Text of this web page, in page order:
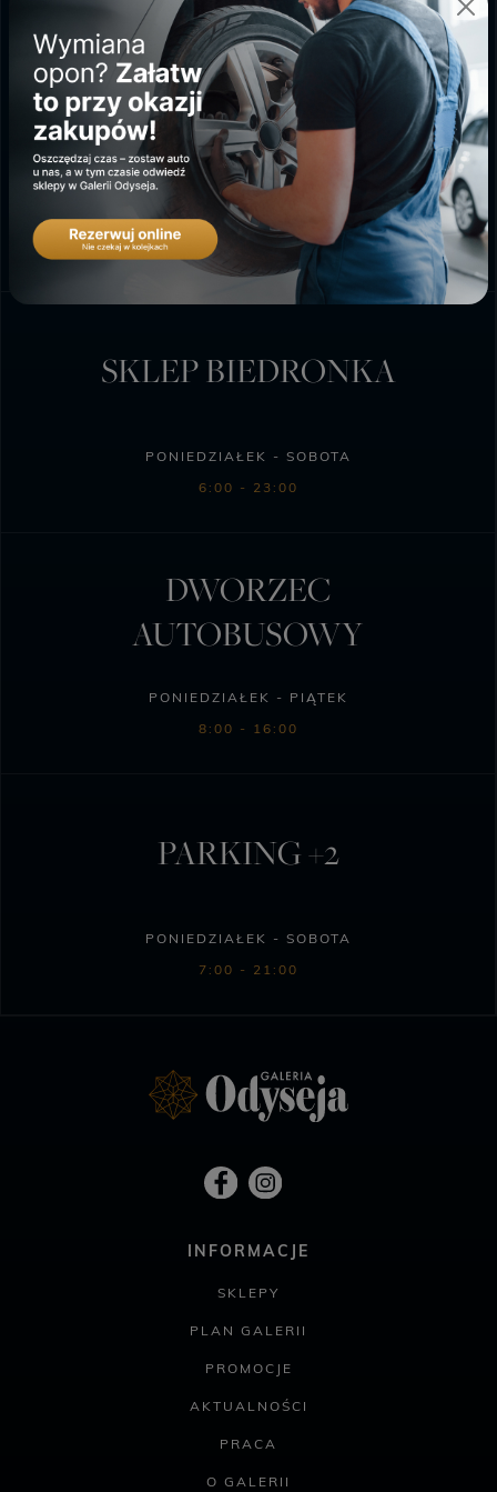
GALERIA ODYSEJA
PONIEDZIAŁEK - SOBOTA
9:00 - 20:00
NIEDZIELA HANDLOWA
10:00 - 18:00
SKLEP BIEDRONKA
PONIEDZIAŁEK - SOBOTA
6:00 - 23:00
DWORZEC
AUTOBUSOWY
PONIEDZIAŁEK - PIĄTEK
8:00 - 16:00
PARKING +2
PONIEDZIAŁEK - SOBOTA
7:00 - 21:00
INFORMACJE
SKLEPY
PLAN GALERII
PROMOCJE
AKTUALNOŚCI
PRACA
O GALERII